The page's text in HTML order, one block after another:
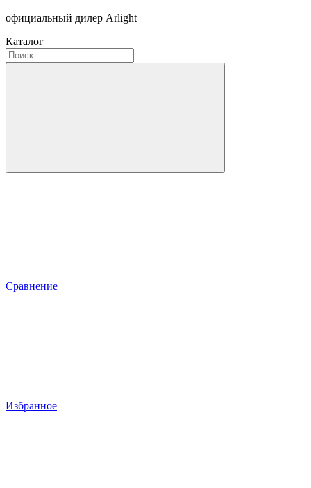
официальный дилер Arlight
Каталог
Сравнение
Избранное